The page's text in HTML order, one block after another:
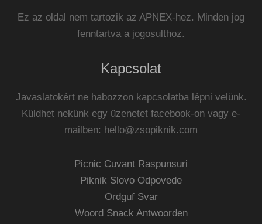
Ez az oldal nem tartozik az APNEX-hez. Minden jog
fenntartva a jogosulthoz.
Kapcsolat
Javaslatokért ne habozzon kapcsolatba lépni velünk.
Küldhet nekünk egy üzenetet facebook-on vagy e-
mailben: hello@zsopiknik.com
Picnic Cuvant Raspunsuri
Piknik Slovo Odpovede
Ordguf Svar
Woord Snack Antwoorden